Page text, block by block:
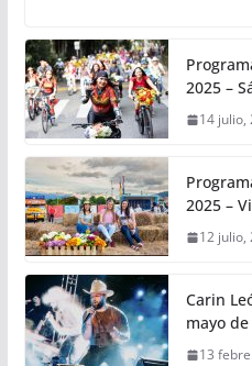
2025 –
14 julio,
2025 –
12 julio,
Carin
mayo
13